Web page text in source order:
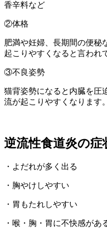
香辛料など
②体格
肥満や妊婦、長期間の便秘
起こりやすくなると言われ
③不良姿勢
猫背姿勢になると内臓を圧
流が起こりやすくなります。
逆流性食道炎の症
・よだれが多く出る
・胸やけしやすい
・胃もたれしやすい
・喉・胸・胃に不快感があ